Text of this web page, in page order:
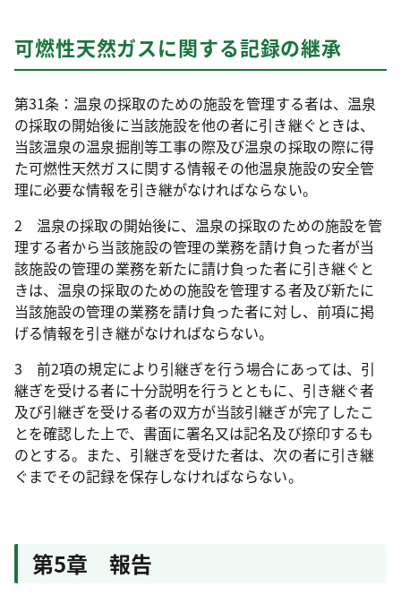
可燃性天然ガスに関する記録の継承
第31条：温泉の採取のための施設を管理する者は、温泉
の採取の開始後に当該施設を他の者に引き継ぐときは、
当該温泉の温泉掘削等工事の際及び温泉の採取の際に得
た可燃性天然ガスに関する情報その他温泉施設の安全管
理に必要な情報を引き継がなければならない。
2 温泉の採取の開始後に、温泉の採取のための施設を管
理する者から当該施設の管理の業務を請け負った者が当
該施設の管理の業務を新たに請け負った者に引き継ぐと
きは、温泉の採取のための施設を管理する者及び新たに
当該施設の管理の業務を請け負った者に対し、前項に掲
げる情報を引き継がなければならない。
3 前2項の規定により引継ぎを行う場合にあっては、引
継ぎを受ける者に十分説明を行うとともに、引き継ぐ者
及び引継ぎを受ける者の双方が当該引継ぎが完了したこ
とを確認した上で、書面に署名又は記名及び捺印するも
のとする。また、引継ぎを受けた者は、次の者に引き継
ぐまでその記録を保存しなければならない。
第5章 報告